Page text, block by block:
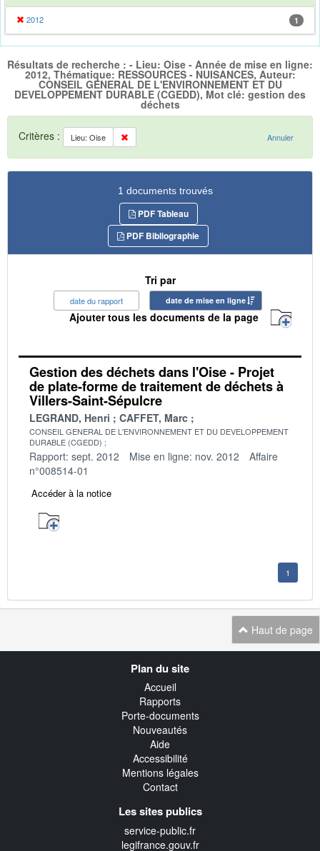
2012 1
Résultats de recherche : - Lieu: Oise - Année de mise en ligne:
2012, Thématique: RESSOURCES - NUISANCES, Auteur:
CONSEIL GENERAL DE L'ENVIRONNEMENT ET DU
DEVELOPPEMENT DURABLE (CGEDD), Mot clé: gestion des
déchets
Critères : Lieu: Oise Annuler
1 documents trouvés
PDF Tableau
PDF Bibliographie
Tri par
date du rapport date de mise en ligne
Ajouter tous les documents de la page
Gestion des déchets dans l'Oise - Projet
de plate-forme de traitement de déchets à
Villers-Saint-Sépulcre
LEGRAND, Henri CAFFET, Marc
CONSEIL GENERAL DE L'ENVIRONNEMENT ET DU DEVELOPPEMENT
DURABLE (CGEDD)
Rapport: sept. 2012 Mise en ligne: nov. 2012
Affaire
n°008514-01
Accéder à la notice
1
Haut de page
Plan du site
Accueil
Rapports
Porte-documents
Nouveautés
Aide
Accessibilité
Mentions légales
Contact
Les sites publics
service-public.fr
legifrance.gouv.fr